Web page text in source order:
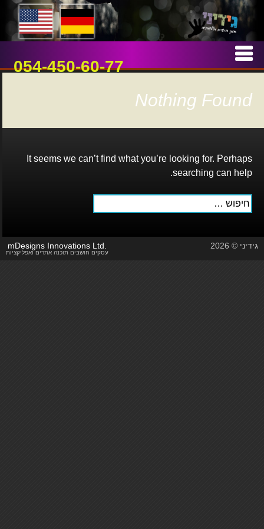
054-450-60-77
גידיני
אמן חושים וטלפתיה
Skip
to
content
Nothing Found
It seems we can’t find what you’re looking for. Perhaps
searching can help.
חיפוש:
גידיני © 2026 mDesigns Innovations Ltd.
עסקים חושבים תוכנה אתרים ואפליקציות